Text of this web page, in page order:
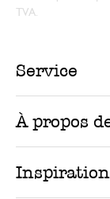
TVA.
Service
À propos
Inspiration